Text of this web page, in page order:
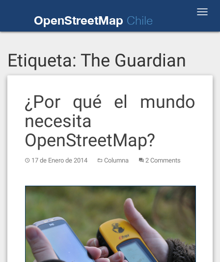
OpenStreetMap Chile
Etiqueta: The Guardian
¿Por qué el mundo
necesita
OpenStreetMap?
17 de Enero de 2014 Columna 2 Comments